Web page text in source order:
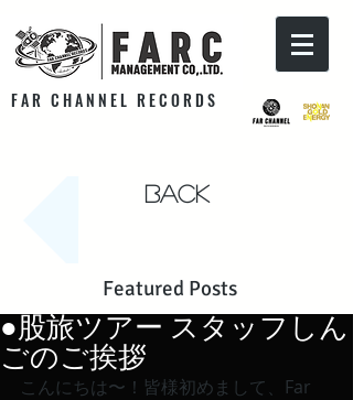
F A R C H A N N E L R E C O R D S
Back
Featured Posts
●股旅ツアー スタッフしん
ごのご挨拶
こんにちは〜！皆様初めまして、Far